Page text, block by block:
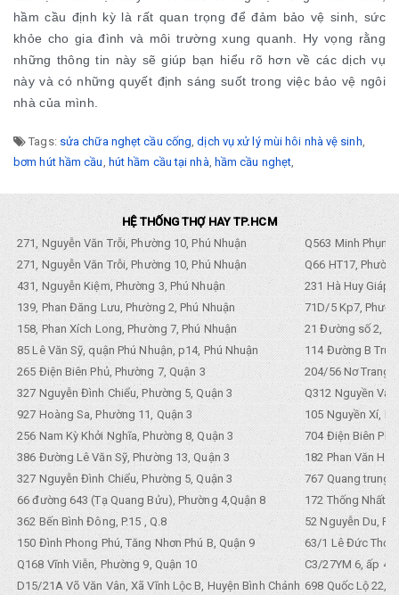
hầm cầu định kỳ là rất quan trọng để đảm bảo vệ sinh, sức
khỏe cho gia đình và môi trường xung quanh. Hy vọng rằng
những thông tin này sẽ giúp bạn hiểu rõ hơn về các dịch vụ
này và có những quyết định sáng suốt trong việc bảo vệ ngôi
nhà của mình.
Tags: sửa chữa nghẹt cầu cống,dịch vụ xử lý mùi hôi nhà vệ sinh,
bơm hút hầm cầu, hút hầm cầu tại nhà, hầm cầu nghẹt,
HỆ THỐNG THỢ HAY TP.HCM
271, Nguyễn Văn Trỗi, Phường 10, Phú Nhuận
Q563 Minh
271, Nguyễn Văn Trỗi, Phường 10, Phú Nhuận
Q66 HT17,
431, Nguyễn Kiệm, Phường 3, Phú Nhuận
231 Hà Huy Giáp,
139, Phan Đăng Lưu, Phường 2, Phú Nhuận
71D/5 Kp7,
158, Phan Xích Long, Phường 7, Phú Nhuận
21 Đường số 2,
85 Lê Văn Sỹ, quận Phú Nhuận, p14, Phú Nhuận
114 Đường B
265 Điện Biên Phủ, Phường 7, Quận 3
204/56 Nơ Trang
327 Nguyễn Đình Chiểu, Phường 5, Quận 3
Q312 Nguyền
927 Hoàng Sa, Phường 11, Quận 3
105 Nguyền Xí,
256 Nam Kỳ Khởi Nghĩa, Phường 8, Quận 3
704 Điện Biên
386 Đường Lê Văn Sỹ, Phường 13, Quận 3
182 Phan Văn
327 Nguyễn Đình Chiểu, Phường 5, Quận 3
767 Quang trung,
66 đường 643 (Tạ Quang Bửu), Phường 4,Quận 8
172 Thống Nhất.
362 Bến Bình Đông, P.15 , Q.8
52 Nguyễn Du,
150 Đình Phong Phú, Tăng Nhơn Phú B, Quận 9
63/1 Lê Đức Thọ,
Q168 Vĩnh Viễn, Phường 9, Quận 10
C3/27YM 6, ấp 4,
D15/21A Võ Văn Vân, Xã Vĩnh Lộc B, Huyện Bình Chánh 698 Quốc Lộ 22,